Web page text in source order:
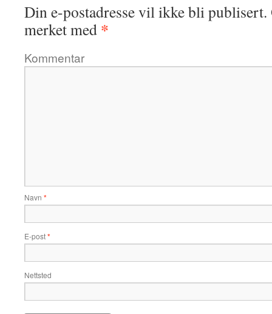
Din e-postadresse vil ikke bli publisert.
merket med *
Kommentar
Navn *
E-post*
Nettsted